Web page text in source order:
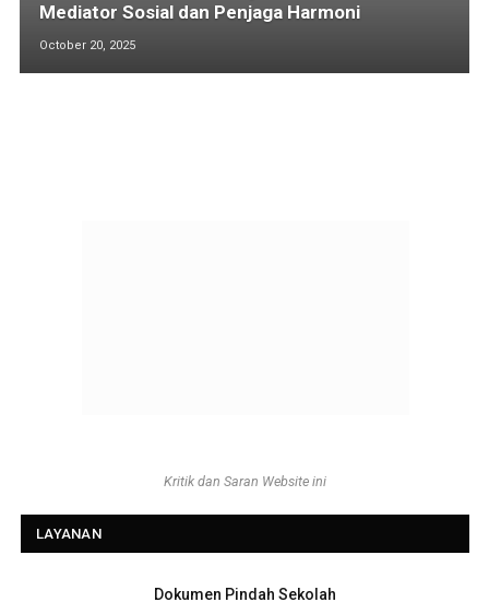
Mediator Sosial dan Penjaga Harmoni
October 20, 2025
Kritik dan Saran Website ini
LAYANAN
Dokumen Pindah Sekolah